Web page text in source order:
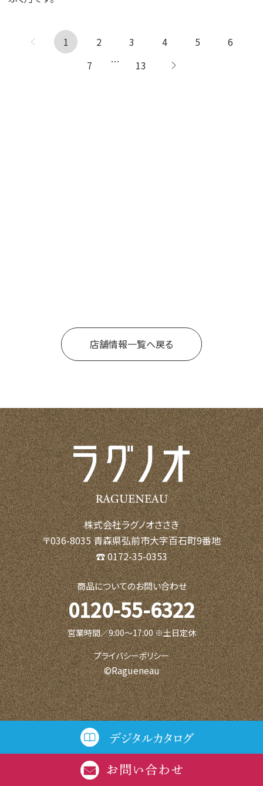
← 前へ
1 2 3 4 5
6
7
… 13
店舗情報一覧へ戻る
株式会社ラグノオささき
〒036-8035 青森県弘前市大字百石町9番地
☎ 0172-35-0353
商品についてのお問い合わせ
0120-55-6322
営業時間／9:00〜17:00 ※土日定休
プライバシーポリシー
©Ragueneau